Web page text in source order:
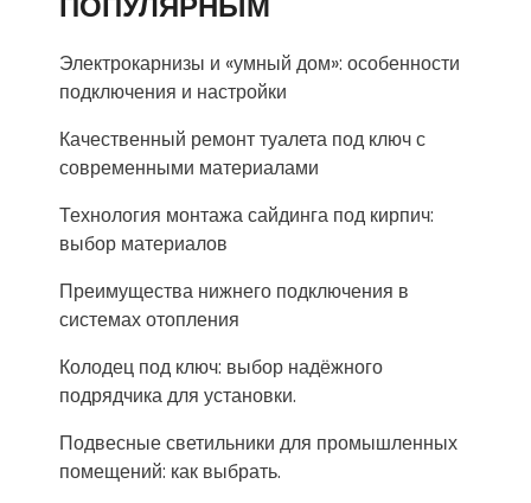
Электрокарнизы и «умный дом»: особенности
подключения и настройки
Качественный ремонт туалета под ключ с
современными материалами
Технология монтажа сайдинга под кирпич:
выбор материалов
Преимущества нижнего подключения в
системах отопления
Колодец под ключ: выбор надёжного
подрядчика для установки.
Подвесные светильники для промышленных
помещений: как выбрать.